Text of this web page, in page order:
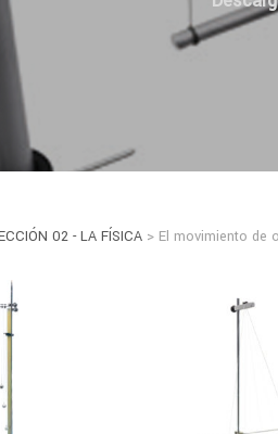
02 - LA FÍSICA > El movimiento de